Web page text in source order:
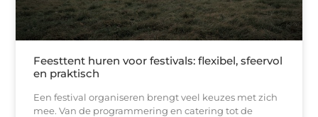
Feesttent huren voor festivals: flexibel, sfeervol
en praktisch
Een festival organiseren brengt veel keuzes met zich
mee. Van de programmering en catering tot de